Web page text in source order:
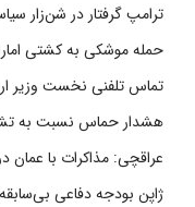
ترامپ گرفتار در شن‌زار
حمله موشکی به کشتی
تماس تلفنی نخست وزیر
هشدار حماس نسبت به
عراقچی: مذاکرات با عمان
ژاپن بودجه دفاعی بی‌سابقه ۵۶ میلیارد دلاری را در نظر دارد